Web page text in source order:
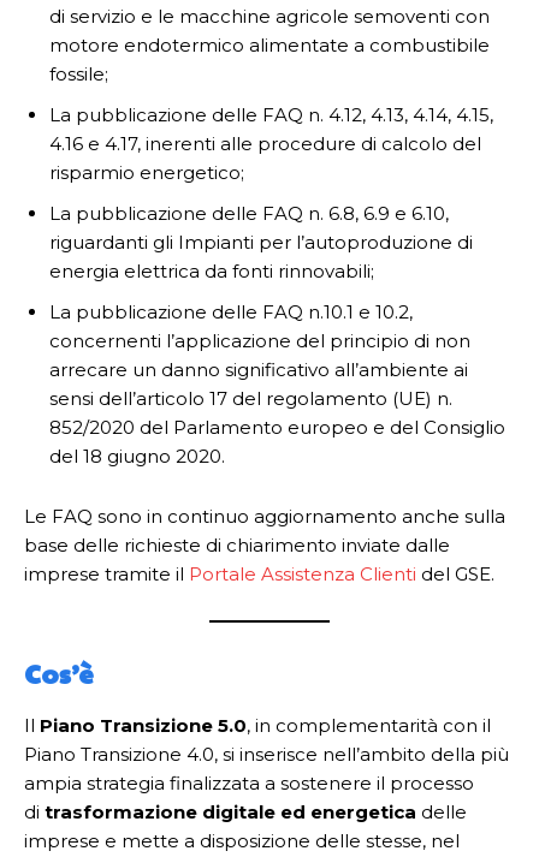
di servizio e le macchine agricole semoventi con
motore endotermico alimentate a combustibile
fossile;
La pubblicazione delle FAQ n. 4.12, 4.13, 4.14, 4.15,
4.16 e 4.17, inerenti alle procedure di calcolo del
risparmio energetico;
La pubblicazione delle FAQ n. 6.8, 6.9 e 6.10,
riguardanti gli Impianti per l’autoproduzione di
energia elettrica da fonti rinnovabili;
La pubblicazione delle FAQ n.10.1 e 10.2,
concernenti l’applicazione del principio di non
arrecare un danno significativo all’ambiente ai
sensi dell’articolo 17 del regolamento (UE) n.
852/2020 del Parlamento europeo e del Consiglio
del 18 giugno 2020.
Le FAQ sono in continuo aggiornamento anche sulla
base delle richieste di chiarimento inviate dalle
imprese tramite il Portale Assistenza Clienti del GSE.
Cos’è
Il Piano Transizione 5.0, in complementarità con il
Piano Transizione 4.0, si inserisce nell’ambito della più
ampia strategia finalizzata a sostenere il processo
di trasformazione digitale ed energetica delle
imprese e mette a disposizione delle stesse, nel